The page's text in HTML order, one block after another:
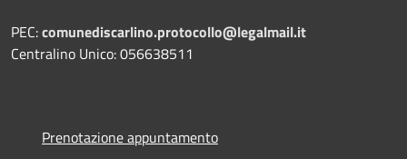
PEC:comunediscarlino.protocollo@legalmail.it
Centralino Unico: 056638511
Prenotazione appuntamento